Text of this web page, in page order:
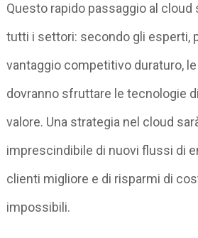
Questo rapido passaggio al
tutti i settori: secondo gli esperti,
vantaggio competitivo duraturo,
dovranno sfruttare le tecnologie
valore. Una strategia nel cloud
imprescindibile di nuovi flussi di
clienti migliore e di risparmi di
impossibili.